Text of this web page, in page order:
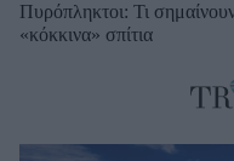
Πυρόπληκτοι: Τι
«κόκκινα» σπίτια